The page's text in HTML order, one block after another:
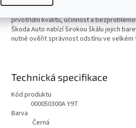
prvotřídní kvalitu, účinnost a
Škoda Auto nabízí širokou škálu jejich
nutné ověřit správnost odstínu ve velkém
Technická specifikace
Kód produktu
000050300A Y9T
Barva
Černá